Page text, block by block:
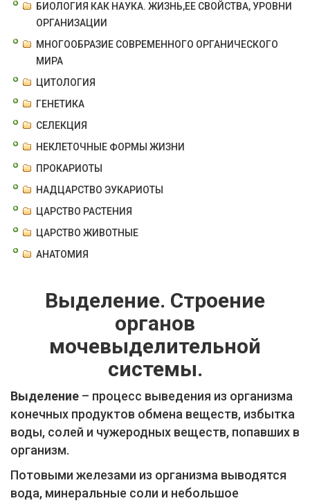
БИОЛОГИЯ КАК НАУКА. ЖИЗНЬ,ЕЕ СВОЙСТВА, УРОВНИ
ОРГАНИЗАЦИИ
МНОГООБРАЗИЕ СОВРЕМЕННОГО ОРГАНИЧЕСКОГО
МИРА
ЦИТОЛОГИЯ
ГЕНЕТИКА
СЕЛЕКЦИЯ
НЕКЛЕТОЧНЫЕ ФОРМЫ ЖИЗНИ
ПРОКАРИОТЫ
НАДЦАРСТВО ЭУКАРИОТЫ
ЦАРСТВО РАСТЕНИЯ
ЦАРСТВО ЖИВОТНЫЕ
АНАТОМИЯ
Выделение. Строение
органов
мочевыделительной
системы.
Выделение – процесс выведения из организма
конечных продуктов обмена веществ, избытка
воды, солей и чужеродных веществ, попавших в
организм.
Потовыми железами из организма выводятся
вода, минеральные соли и небольшое